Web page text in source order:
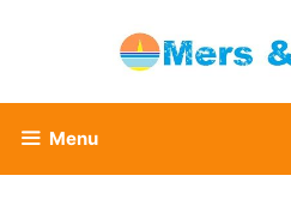
Menu